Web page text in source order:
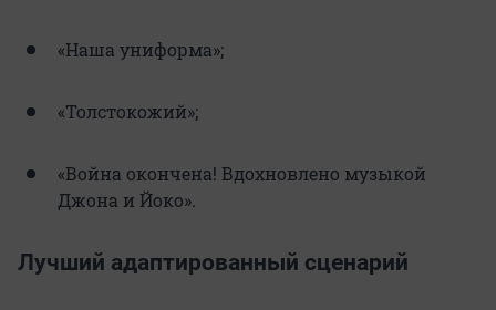
«Наша униформа»;
«Толстокожий»;
«Война окончена! Вдохновлено музыкой
Джона и Йоко».
Лучший адаптированный сценарий